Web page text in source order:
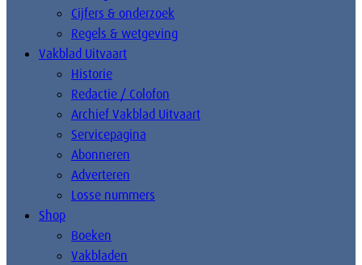
Cijfers & onderzoek
Regels & wetgeving
Vakblad Uitvaart
Historie
Redactie / Colofon
Archief Vakblad Uitvaart
Servicepagina
Abonneren
Adverteren
Losse nummers
Shop
Boeken
Vakbladen